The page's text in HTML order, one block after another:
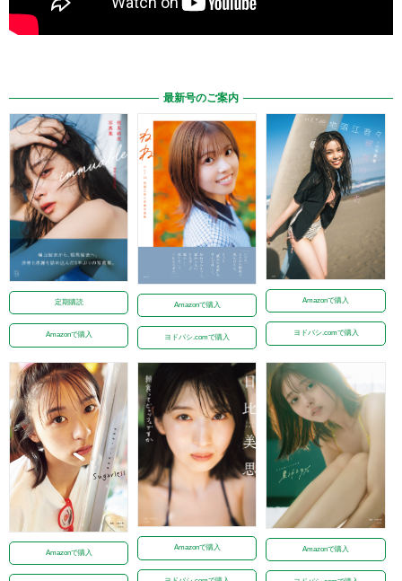
最新号のご案内
定期購読
Amazonで購入
Amazonで購入
ヨドバシ.comで購入
Amazonで購入
ヨドバシ.comで購入
Amazonで購入
Amazonで購入 Amazonで購入